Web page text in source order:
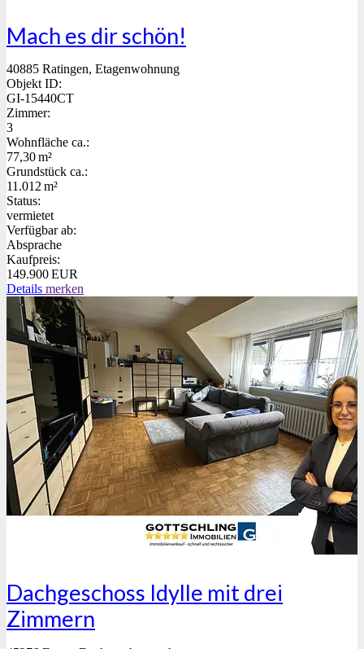
Mach es dir schön!
40885 Ratingen, Etagenwohnung
Objekt ID:
GI-15440CT
Zimmer:
3
Wohnfläche ca.:
77,30 m²
Grund­stück ca.:
11.012 m²
Status:
vermietet
Verfügbar ab:
Absprache
Kaufpreis:
149.900 EUR
Details merken
Dachgeschoss Idylle mit drei
Zimmern